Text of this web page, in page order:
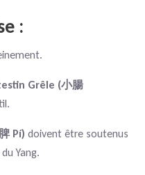
:
Grêle (小腸
Pí) doivent être soutenus
Yang.